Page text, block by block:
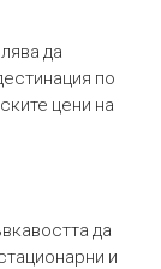
да
по
цени на
да
и